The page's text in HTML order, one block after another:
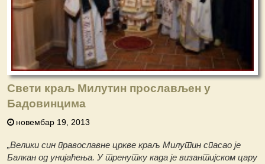
Свети краљ Милутин прослављен у
Бадовинцима
новембар 19, 2013
„Велики син православне цркве краљ Милутин спасао је
Балкан од унијаћења. У тренутку када је византијском цару